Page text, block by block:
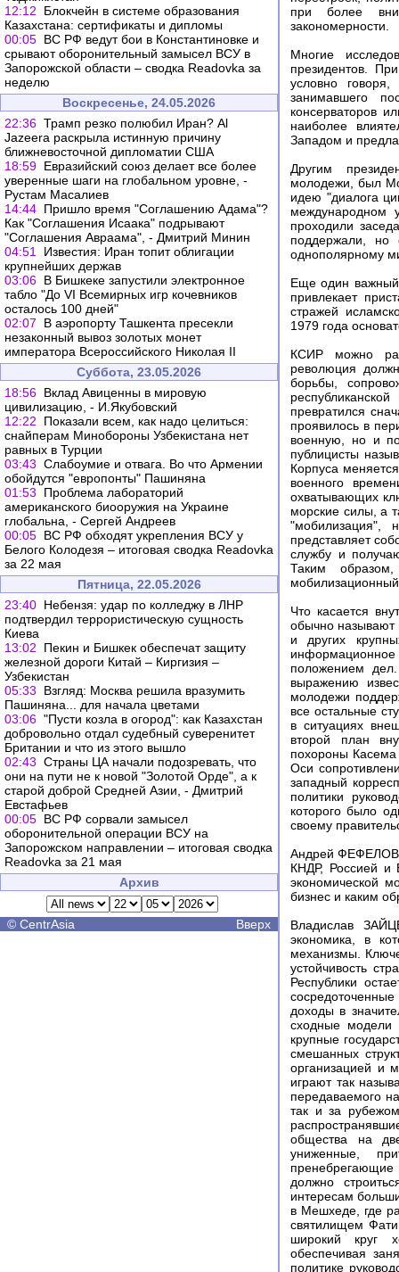
12:12
Блокчейн в системе образования
Казахстана: сертификаты и дипломы
00:05 ВС РФ ведут бои в Константиновке и
срывают оборонительный замысел ВСУ в
Запорожской области – сводка Readovka за
неделю
Воскресенье, 24.05.2026
22:36 Трамп резко полюбил Иран? Al
Jazeera раскрыла истинную причину
ближневосточной дипломатии США
18:59 Евразийский союз делает все более
уверенные шаги на глобальном уровне, -
Рустам Масалиев
14:44 Пришло время "Соглашению Адама"?
Как "Соглашения Исаака" подрывают
"Соглашения Авраама", - Дмитрий Минин
04:51
Известия: Иран топит облигации
крупнейших держав
03:06 В Бишкеке запустили электронное
табло "До VI Всемирных игр кочевников
осталось 100 дней"
02:07
В аэропорту Ташкента пресекли
незаконный вывоз золотых монет
императора Всероссийского Николая II
Суббота, 23.05.2026
18:56 Вклад Авиценны в мировую
цивилизацию, - И.Якубовский
12:22
Показали всем, как надо целиться:
снайперам Минобороны Узбекистана нет
равных в Турции
03:43 Слабоумие и отвага. Во что Армении
обойдутся "европонты" Пашиняна
01:53
Проблема лабораторий
американского биооружия на Украине
глобальна, - Сергей Андреев
00:05 ВС РФ обходят укрепления ВСУ у
Белого Колодезя – итоговая сводка Readovka
за 22 мая
Пятница, 22.05.2026
23:40 Небензя: удар по колледжу в ЛНР
подтвердил террористическую сущность
Киева
13:02
Пекин и Бишкек обеспечат защиту
железной дороги Китай – Киргизия –
Узбекистан
05:33
Взгляд: Москва решила вразумить
Пашиняна... для начала цветами
03:06 "Пусти козла в огород": как Казахстан
добровольно отдал судебный суверенитет
Британии и что из этого вышло
02:43 Страны ЦА начали подозревать, что
они на пути не к новой "Золотой Орде", а к
старой доброй Средней Азии, - Дмитрий
Евстафьев
00:05 ВС РФ сорвали замысел
оборонительной операции ВСУ на
Запорожском направлении – итоговая сводка
Readovka за 21 мая
Архив
© CentrAsia Вверх
при более
закономерности.
Многие
президентов.
условно
занимавшего
консерваторов
наиболее
Западом и
Другим
молодежи, был
идею "диалога
проходили
поддержали, но
однополярному
Еще один важный
привлекает
стражей
1979 года
КСИР можно
революция
борьбы,
превратился
проявилось в
военную, но и
публицисты
Корпуса
военного
охватывающих
морские силы, а
"мобилизация",
представляет
службу и
Таким
Что касается
обычно называют
и других
положением
выражению
молодежи
все остальные
в ситуациях
второй план
похороны
Оси
западный
политики
которого было
своему
Андрей ФЕФЕЛОВ.
КНДР, Россией и
экономической
бизнес и каким
Владислав
экономика, в
механизмы.
устойчивость
Республики
доходы в
сходные
крупные
смешанных
организацией и
играют так
передаваемого
так и за
общества на
униженные,
пренебрегающие
должно
интересам
в Мешхеде, где
святилищем
широкий круг
обеспечивая
политике